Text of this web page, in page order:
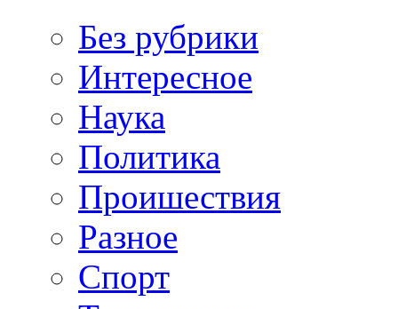
Без рубрики
Интересное
Наука
Политика
Проишествия
Разное
Спорт